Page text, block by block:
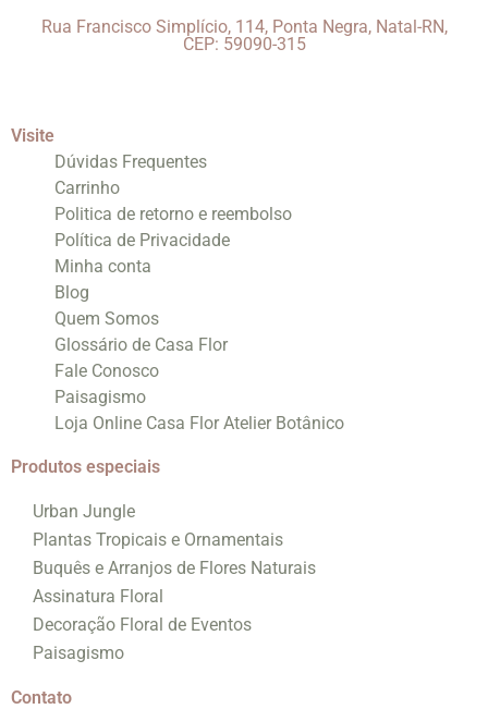
Rua Francisco Simplício, 114, Ponta Negra, Natal-RN,
CEP: 59090-315
Visite
Dúvidas Frequentes
Carrinho
Politica de retorno e reembolso
Política de Privacidade
Minha conta
Blog
Quem Somos
Glossário de Casa Flor
Fale Conosco
Paisagismo
Loja Online Casa Flor Atelier Botânico
Produtos especiais
Urban Jungle
Plantas Tropicais e Ornamentais
Buquês e Arranjos de Flores Naturais
Assinatura Floral
Decoração Floral de Eventos
Paisagismo
Contato